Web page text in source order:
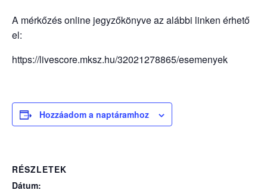
A mérkőzés online jegyzőkönyve az alábbi linken érhető
el:
https://livescore.mksz.hu/32021278865/esemenyek
Hozzáadom a naptáramhoz
RÉSZLETEK
Dátum: